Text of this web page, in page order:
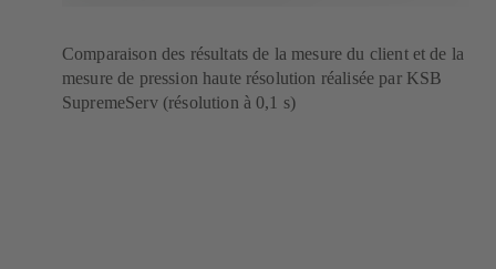
Comparaison des résultats de la mesure du client et de la
mesure de pression haute résolution réalisée par KSB
SupremeServ (résolution à 0,1 s)